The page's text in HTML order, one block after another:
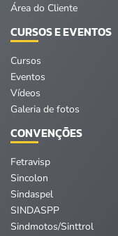
Área do Cliente
CURSOS E EVENTOS
Cursos
Eventos
Vídeos
Galeria de fotos
CONVENÇÕES
Fetravisp
Sincolon
Sindaspel
SINDASPP
Sindmotos/Sinttrol